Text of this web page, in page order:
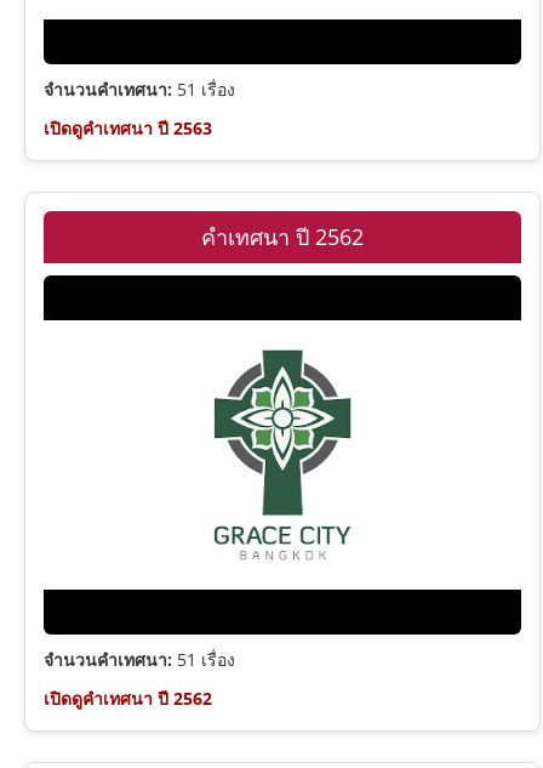
จำนวนคำเทศนา: 51 เรื่อง
เปิดดูคำเทศนา ปี 2563
คำเทศนา ปี 2562
จำนวนคำเทศนา: 51 เรื่อง
เปิดดูคำเทศนา ปี 2562